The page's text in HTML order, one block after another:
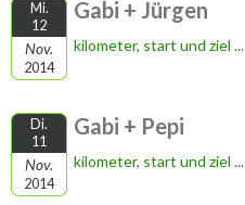
Mi.
12
Nov.
2014
Gabi + Jürgen
kilometer, start und ziel ...
Di.
11
Nov.
2014
Gabi + Pepi
kilometer, start und ziel ...